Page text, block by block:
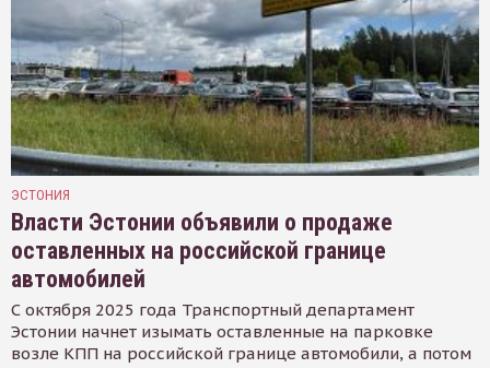
ЭСТОНИЯ
Власти Эстонии объявили о продаже
оставленных на российской границе
автомобилей
С октября 2025 года Транспортный департамент
Эстонии начнет изымать оставленные на парковке
возле КПП на российской границе автомобили, а потом